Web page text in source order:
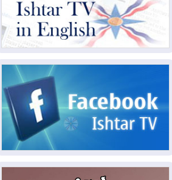
2026-08-08دعم أمني أمريكي بمليار دولار
لإدارة رئيس كولومبيا الجديد
2026-08-07حكومة إقليم كوردستان ترفض
قرار "دانة غاز" و"نفط الهلال" بتزويد بغداد
2026-08-07القوات المسلحة العراقية: خطة
أمنية لإجهاض هجمة محتملة على السعودية
قد يختبر تماسك الناتو بهجوم محدود